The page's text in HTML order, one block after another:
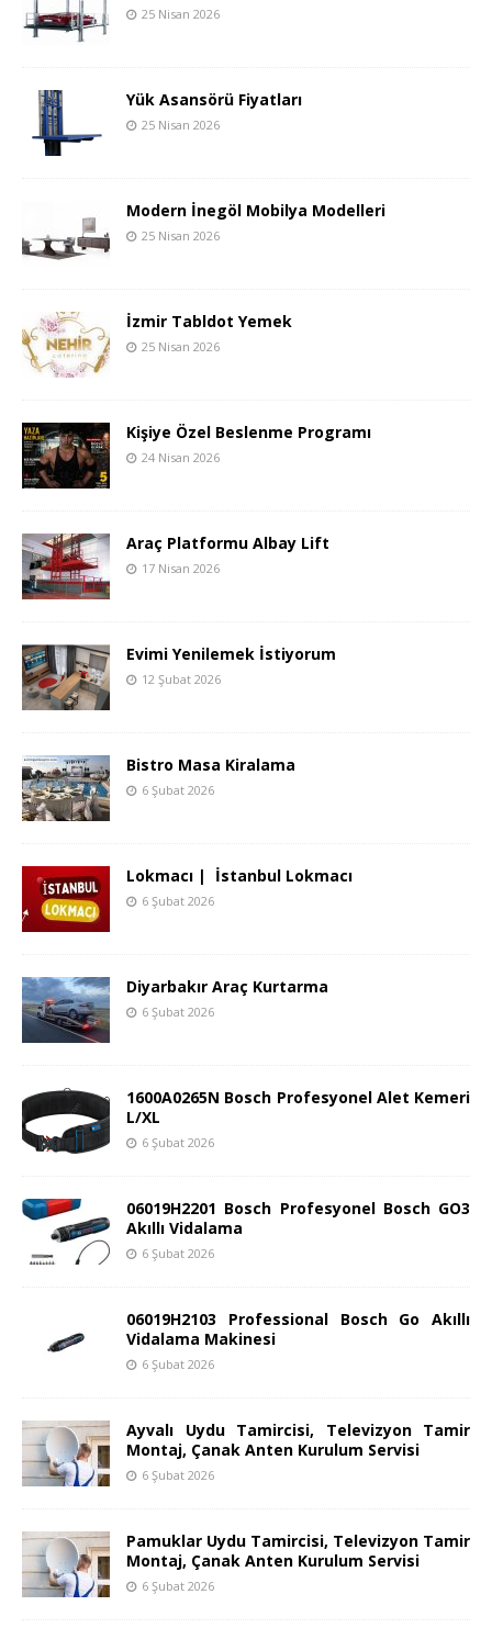
25 Nisan 2026
Yük Asansörü Fiyatları
25 Nisan 2026
Modern İnegöl Mobilya Modelleri
25 Nisan 2026
İzmir Tabldot Yemek
25 Nisan 2026
Kişiye Özel Beslenme Programı
24 Nisan 2026
Araç Platformu Albay Lift
17 Nisan 2026
Evimi Yenilemek İstiyorum
12 Şubat 2026
Bistro Masa Kiralama
6 Şubat 2026
Lokmacı | İstanbul Lokmacı
6 Şubat 2026
Diyarbakır Araç Kurtarma
6 Şubat 2026
1600A0265N Bosch Profesyonel Alet Kemeri
L/XL
6 Şubat 2026
06019H2201 Bosch Profesyonel Bosch GO3
Akıllı Vidalama
6 Şubat 2026
06019H2103 Professional Bosch Go Akıllı
Vidalama Makinesi
6 Şubat 2026
Ayvalı Uydu Tamircisi, Televizyon Tamir
Montaj, Çanak Anten Kurulum Servisi
6 Şubat 2026
Pamuklar Uydu Tamircisi, Televizyon Tamir
Montaj, Çanak Anten Kurulum Servisi
6 Şubat 2026